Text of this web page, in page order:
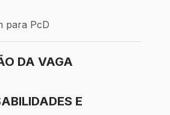
Presencial
PcD
para PcD
DA VAGA
E